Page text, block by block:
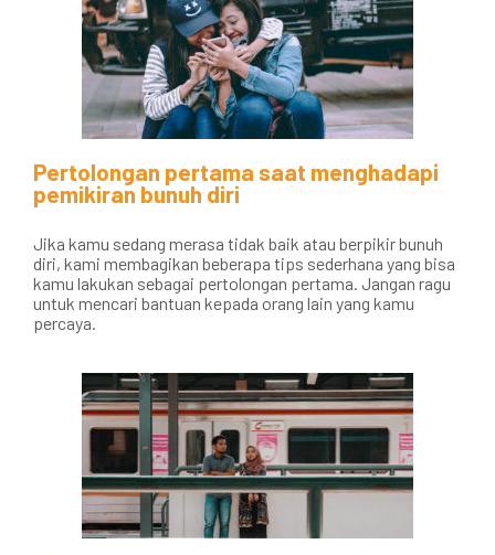
Pertolongan pertama saat menghadapi
pemikiran bunuh diri
Jika kamu sedang merasa tidak baik atau berpikir bunuh
diri, kami membagikan beberapa tips sederhana yang bisa
kamu lakukan sebagai pertolongan pertama. Jangan ragu
untuk mencari bantuan kepada orang lain yang kamu
percaya.